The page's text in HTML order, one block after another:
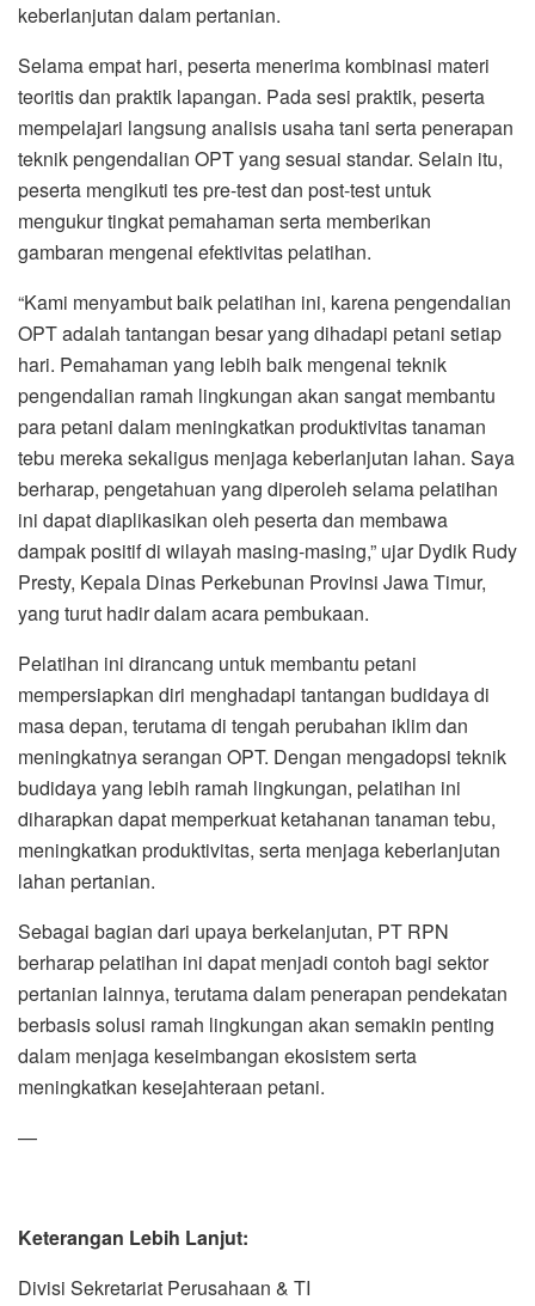
keberlanjutan dalam pertanian.
Selama empat hari, peserta menerima kombinasi materi
teoritis dan praktik lapangan. Pada sesi praktik, peserta
mempelajari langsung analisis usaha tani serta penerapan
teknik pengendalian OPT yang sesuai standar. Selain itu,
peserta mengikuti tes pre-test dan post-test untuk
mengukur tingkat pemahaman serta memberikan
gambaran mengenai efektivitas pelatihan.
“Kami menyambut baik pelatihan ini, karena pengendalian
OPT adalah tantangan besar yang dihadapi petani setiap
hari. Pemahaman yang lebih baik mengenai teknik
pengendalian ramah lingkungan akan sangat membantu
para petani dalam meningkatkan produktivitas tanaman
tebu mereka sekaligus menjaga keberlanjutan lahan. Saya
berharap, pengetahuan yang diperoleh selama pelatihan
ini dapat diaplikasikan oleh peserta dan membawa
dampak positif di wilayah masing-masing,” ujar Dydik Rudy
Presty, Kepala Dinas Perkebunan Provinsi Jawa Timur,
yang turut hadir dalam acara pembukaan.
Pelatihan ini dirancang untuk membantu petani
mempersiapkan diri menghadapi tantangan budidaya di
masa depan, terutama di tengah perubahan iklim dan
meningkatnya serangan OPT. Dengan mengadopsi teknik
budidaya yang lebih ramah lingkungan, pelatihan ini
diharapkan dapat memperkuat ketahanan tanaman tebu,
meningkatkan produktivitas, serta menjaga keberlanjutan
lahan pertanian.
Sebagai bagian dari upaya berkelanjutan, PT RPN
berharap pelatihan ini dapat menjadi contoh bagi sektor
pertanian lainnya, terutama dalam penerapan pendekatan
berbasis solusi ramah lingkungan akan semakin penting
dalam menjaga keseimbangan ekosistem serta
meningkatkan kesejahteraan petani.
—
Keterangan Lebih Lanjut:
Divisi Sekretariat Perusahaan & TI